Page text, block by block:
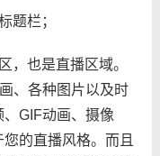
题栏；
，也是直播区域。
、各种图片以及时
GIF动画、摄像
的直播风格。而且